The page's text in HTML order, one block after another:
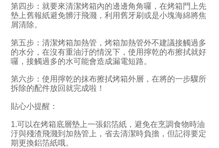
第四步：就要來清潔烤箱內的邊邊角角囉，在烤箱門上先
墊上舊報紙避免髒汙飛濺，利用舊牙刷或是小塊海綿將焦
屑清除。
第五步：清潔烤箱加熱管，烤箱加熱管外不建議接觸過多
的水分，在沒有重油汙的情況下，使用擰乾的布擦拭就好
囉，接觸過多的水可能會造成漏電短路。
第六步：使用擰乾的抹布擦拭烤箱外層，在將的一步驟所
拆除的配件放回就完成啦！
貼心小提醒：
1.可以在烤箱底層墊上一張鋁箔紙，避免在烹調食物時油
汙與殘渣飛濺到加熱管上，省去清潔時負擔，但記得要定
期更換鋁箔紙哦。